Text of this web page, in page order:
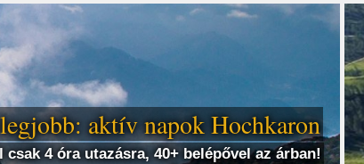
aktív napok Hochkaron
4 óra utazásra, 40+ belépővel az árban!